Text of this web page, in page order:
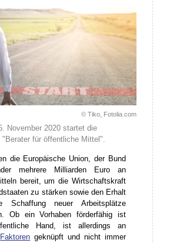
© Tiko, Fotolia.com
November 2020 startet die
für öffentliche Mittel".
die Europäische Union, der Bund
mehrere Milliarden Euro an
bereit, um die Wirtschaftskraft
zu stärken sowie den Erhalt
neuer Arbeitsplätze
Ob ein Vorhaben förderfähig ist
Hand, ist allerdings an
Faktoren geknüpft und nicht immer